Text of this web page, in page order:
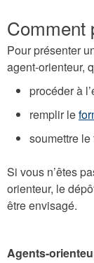
Comment
Pour présenter
agent-orienteur,
procéder à
remplir le
soumettre
Si vous n’êtes
orienteur, le
être envisagé.
Agents-